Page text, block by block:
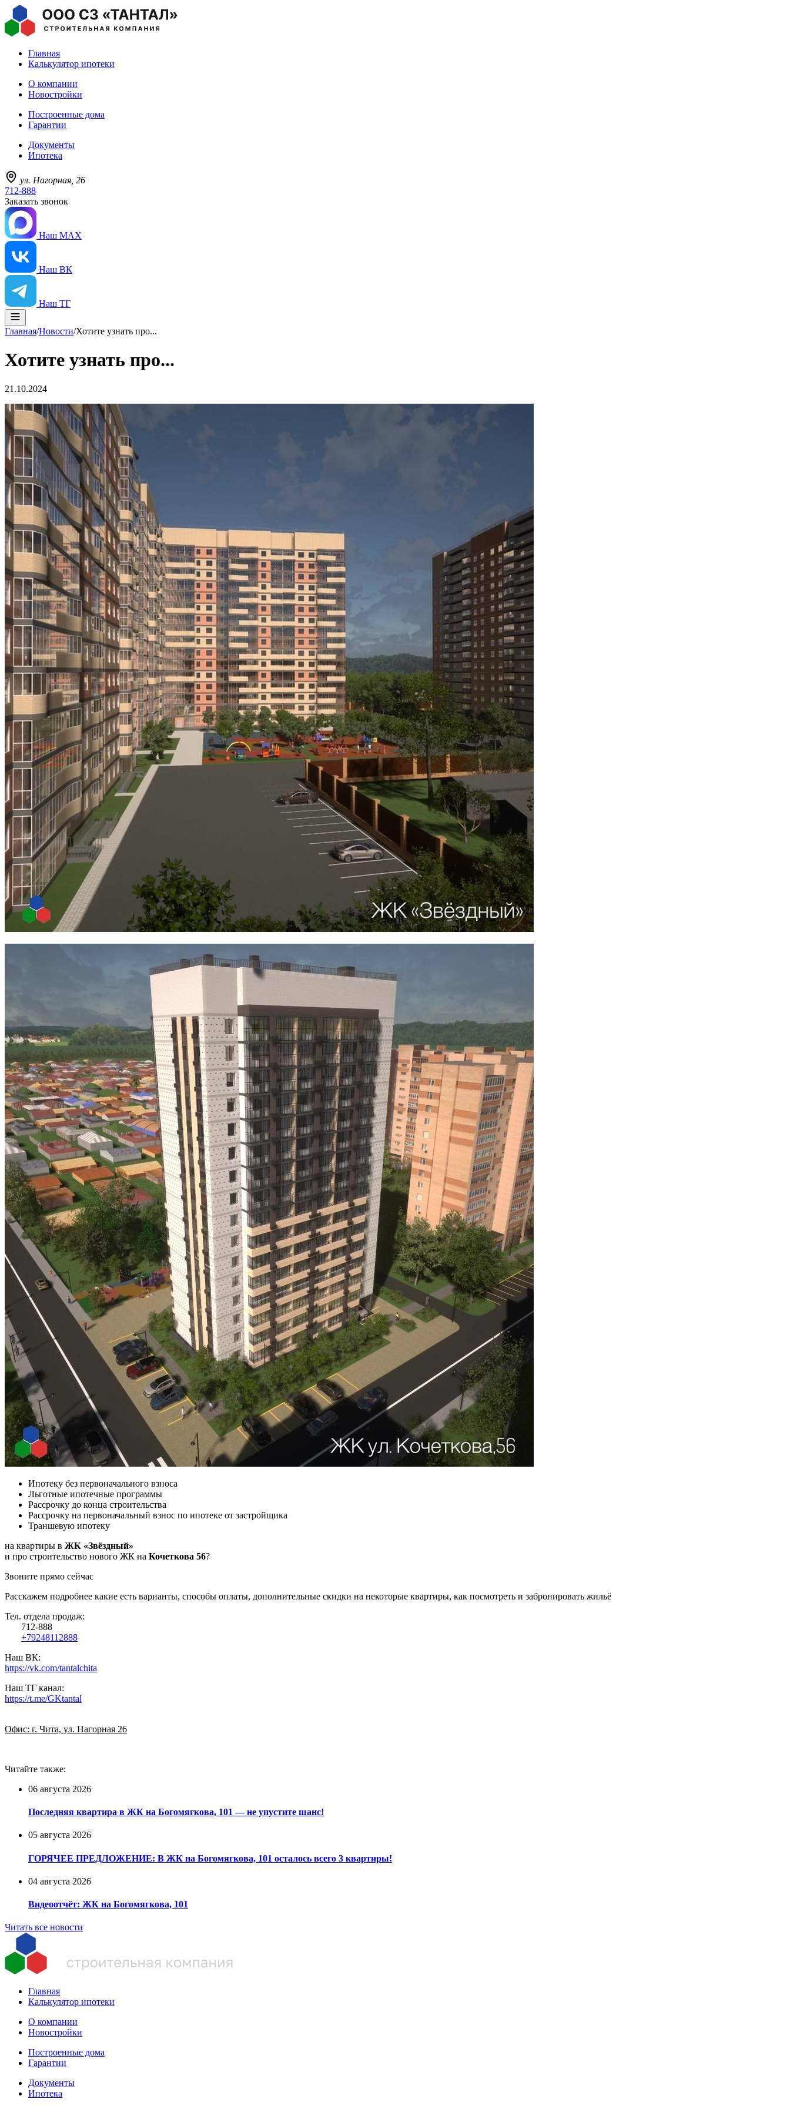
Главная
Калькулятор ипотеки
О компании
Новостройки
Построенные дома
Гарантии
Документы
Ипотека
ул. Нагорная, 26
712-888
Заказать звонок
Наш MAX
Наш ВК
Наш ТГ
Главная/Новости/Хотите узнать про...
Хотите узнать про...
21.10.2024
Ипотеку без первоначального взноса
Льготные ипотечные программы
Рассрочку до конца строительства
Рассрочку на первоначальный взнос по ипотеке от застройщика
Траншевую ипотеку
на квартиры в ЖК «Звёздный»
и про строительство нового ЖК на Кочеткова 56?
Звоните прямо сейчас
Расскажем подробнее какие есть варианты, способы оплаты, дополнительные скидки на некоторые квартиры, как посмотреть и забронировать жильё
Тел. отдела продаж:
712-888
+79248112888
Наш ВК:
https://vk.com/tantalchita
Наш ТГ канал:
https://t.me/GKtantal
Офис: г. Чита, ул. Нагорная 26
Читайте также:
06 августа 2026
Последняя квартира в ЖК на Богомягкова, 101 — не упустите шанс!
05 августа 2026
ГОРЯЧЕЕ ПРЕДЛОЖЕНИЕ: В ЖК на Богомягкова, 101 осталось всего 3 квартиры!
04 августа 2026
Видеоотчёт: ЖК на Богомягкова, 101
Читать все новости
Главная
Калькулятор ипотеки
О компании
Новостройки
Построенные дома
Гарантии
Документы
Ипотека